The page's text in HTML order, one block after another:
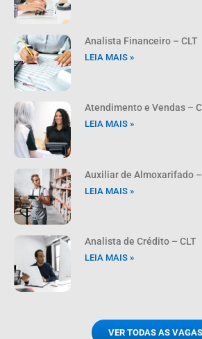
Analista Financeiro – CLT
LEIA MAIS »
Atendimento e Vendas –
LEIA MAIS »
Auxiliar de Almoxarifado –
LEIA MAIS »
Analista de Crédito – CLT
LEIA MAIS »
VER TODAS AS VAGAS